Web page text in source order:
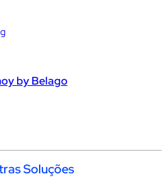
by Belago
Soluções